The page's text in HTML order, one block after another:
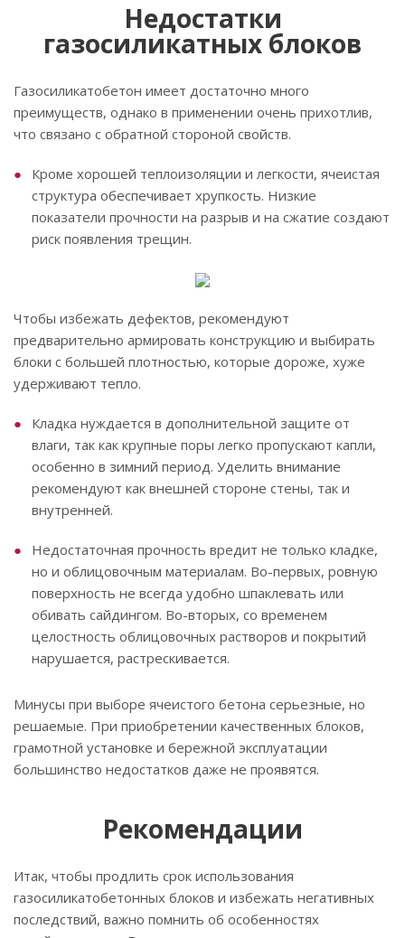
Недостатки
газосиликатных блоков
Газосиликатобетон имеет достаточно много
преимуществ, однако в применении очень прихотлив,
что связано с обратной стороной свойств.
Кроме хорошей теплоизоляции и легкости, ячеистая
структура обеспечивает хрупкость. Низкие
показатели прочности на разрыв и на сжатие создают
риск появления трещин.
Чтобы избежать дефектов, рекомендуют
предварительно армировать конструкцию и выбирать
блоки с большей плотностью, которые дороже, хуже
удерживают тепло.
Кладка нуждается в дополнительной защите от
влаги, так как крупные поры легко пропускают капли,
особенно в зимний период. Уделить внимание
рекомендуют как внешней стороне стены, так и
внутренней.
Недостаточная прочность вредит не только кладке,
но и облицовочным материалам. Во-первых, ровную
поверхность не всегда удобно шпаклевать или
обивать сайдингом. Во-вторых, со временем
целостность облицовочных растворов и покрытий
нарушается, растрескивается.
Минусы при выборе ячеистого бетона серьезные, но
решаемые. При приобретении качественных блоков,
грамотной установке и бережной эксплуатации
большинство недостатков даже не проявятся.
Рекомендации
Итак, чтобы продлить срок использования
газосиликатобетонных блоков и избежать негативных
последствий, важно помнить об особенностях